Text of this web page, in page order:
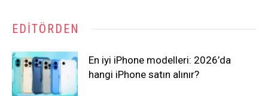
EDITÖRDEN
En iyi iPhone modelleri: 2026’da
hangi iPhone satın alınır?